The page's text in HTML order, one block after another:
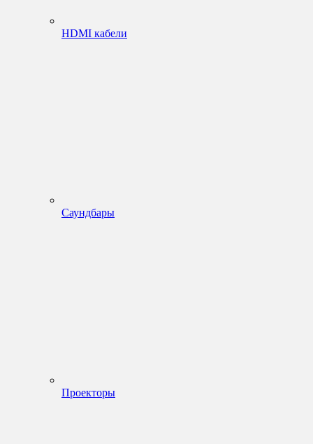
HDMI кабели
Саундбары
Проекторы